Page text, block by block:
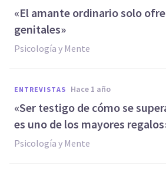
«El amante ordinario solo
genitales»
Psicología y Mente
ENTREVISTAS hace 1 año
«Ser testigo de cómo se
es uno de los mayores
Psicología y Mente